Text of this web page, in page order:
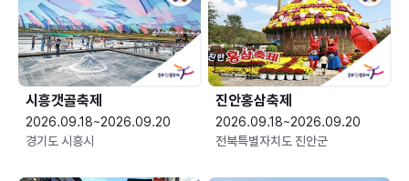
시흥갯골축제
2026.09.18~2026.09.20
경기도 시흥시
진안홍삼축제
2026.09.18~2026.09.20
전북특별자치도 진안군